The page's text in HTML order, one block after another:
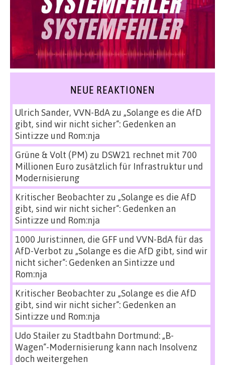
NEUE REAKTIONEN
Ulrich Sander, VVN-BdAzu „Solange es die AfD
gibt, sind wir nicht sicher“: Gedenken an
Sinti:zze und Rom:nja
Grüne & Volt (PM) zu DSW21 rechnet mit 700
Millionen Euro zusätzlich für Infrastruktur und
Modernisierung
Kritischer Beobachterzu „Solange es die AfD
gibt, sind wir nicht sicher“: Gedenken an
Sinti:zze und Rom:nja
1000 Jurist:innen, die GFF und VVN-BdA für das
AfD-Verbot zu „Solange es die AfD gibt, sind wir
nicht sicher“: Gedenken an Sinti:zze und
Rom:nja
Kritischer Beobachterzu „Solange es die AfD
gibt, sind wir nicht sicher“: Gedenken an
Sinti:zze und Rom:nja
Udo Stailerzu Stadtbahn Dortmund: „B-
Wagen“-Modernisierung kann nach Insolvenz
doch weitergehen